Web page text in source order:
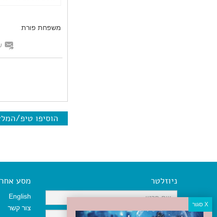
משפחת פורת
הוסיפו טיפ/
ניוזלטר מסע אחר
English
צור קשר